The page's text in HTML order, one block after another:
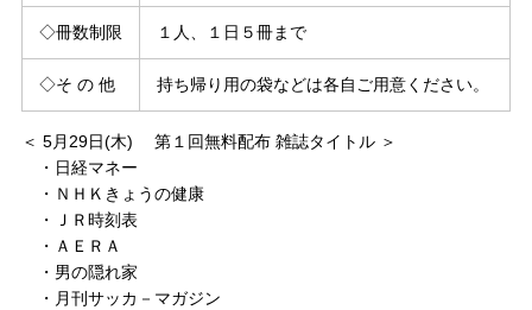
◇冊数制限 １人、１日５冊まで
◇そ の 他 持ち帰り用の袋などは各自ご用意ください。
＜ 5月29日(木) 第１回無料配布 雑誌タイトル ＞
・日経マネー
・ＮＨＫきょうの健康
・ＪＲ時刻表
・ＡＥＲＡ
・男の隠れ家
・月刊サッカ－マガジン